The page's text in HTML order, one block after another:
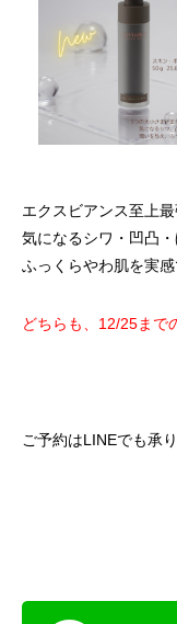
エクスビアンス至上
気になるシワ・凹凸・
ふっくらやわ肌を実感
どちらも、12/25まで
ご予約はLINEでも承り